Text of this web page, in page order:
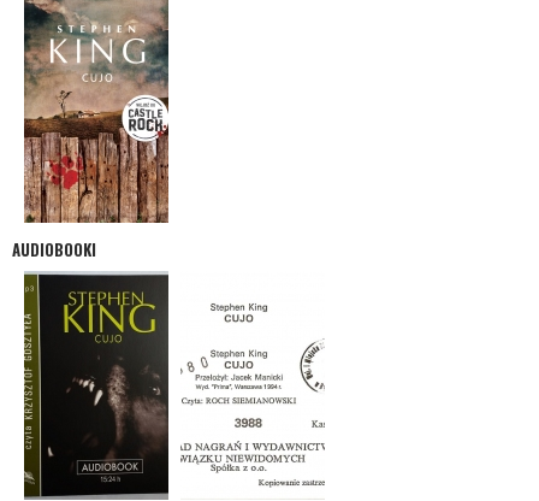
AUDIOBOOKI